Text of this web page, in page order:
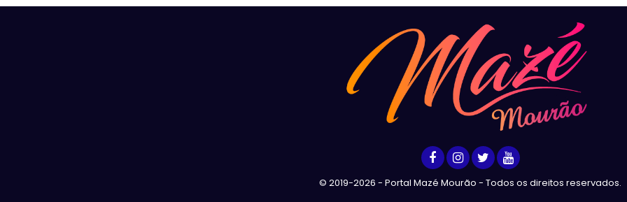
© 2019-2026 - Portal Mazé Mourão - Todos os direitos reservados.